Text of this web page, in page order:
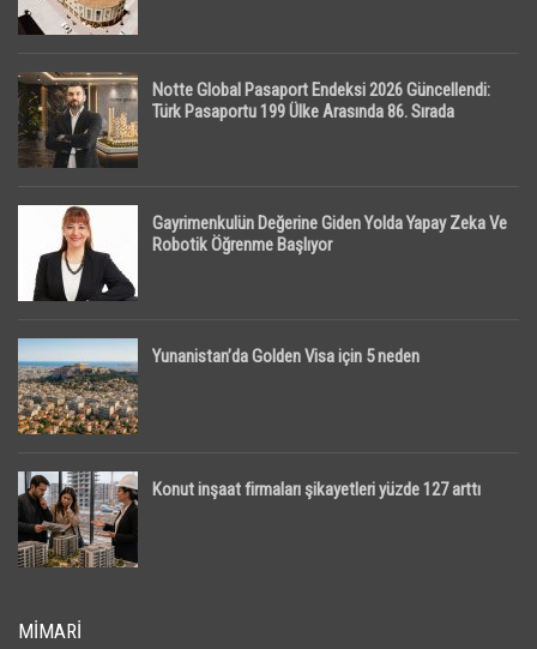
Notte Global Pasaport Endeksi 2026 Güncellendi:
Türk Pasaportu 199 Ülke Arasında 86. Sırada
Gayrimenkulün Değerine Giden Yolda Yapay Zeka Ve
Robotik Öğrenme Başlıyor
Yunanistan’da Golden Visa için 5 neden
Konut inşaat firmaları şikayetleri yüzde 127 arttı
MIMARI